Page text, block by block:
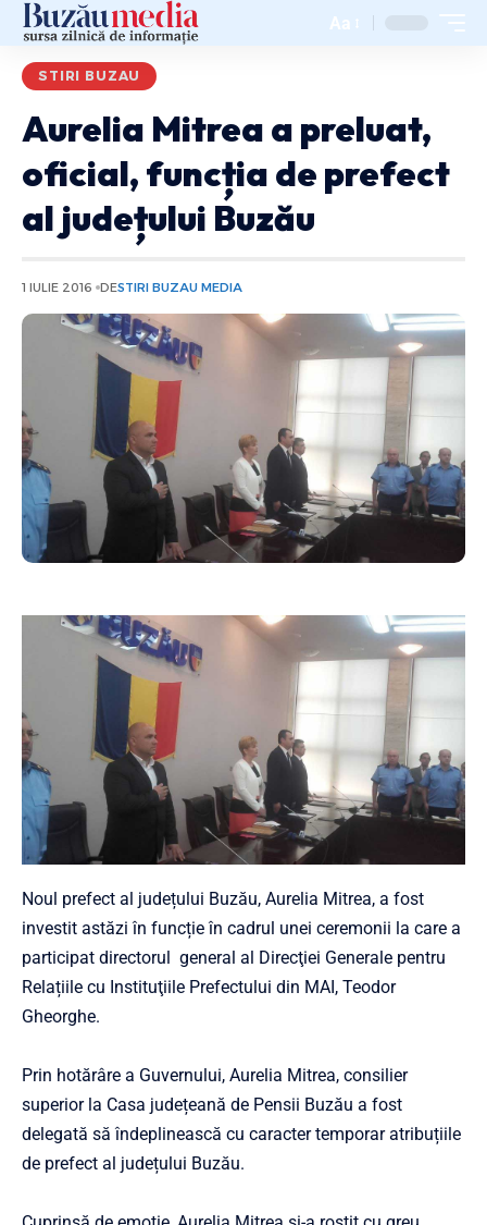
Aa
STIRI BUZAU
Aurelia Mitrea a preluat,
oficial, funcția de prefect
al județului Buzău
1 IULIE 2016 DESTIRI BUZAU MEDIA
Noul prefect al județului Buzău, Aurelia Mitrea, a fost
investit astăzi în funcție în cadrul unei ceremonii la care a
participat directorul general al Direcţiei Generale pentru
Relațiile cu Instituţiile Prefectului din MAI, Teodor
Gheorghe.
Prin hotărâre a Guvernului, Aurelia Mitrea, consilier
superior la Casa județeană de Pensii Buzău a fost
delegată să îndeplinească cu caracter temporar atribuțiile
de prefect al județului Buzău.